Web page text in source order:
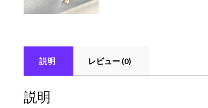
説明 レビュー (0)
説明